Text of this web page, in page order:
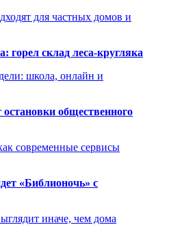
для частных домов и
горел склад леса-кругляка
школа, онлайн и
общественного
современные сервисы
«Библионочь» с
иначе, чем дома